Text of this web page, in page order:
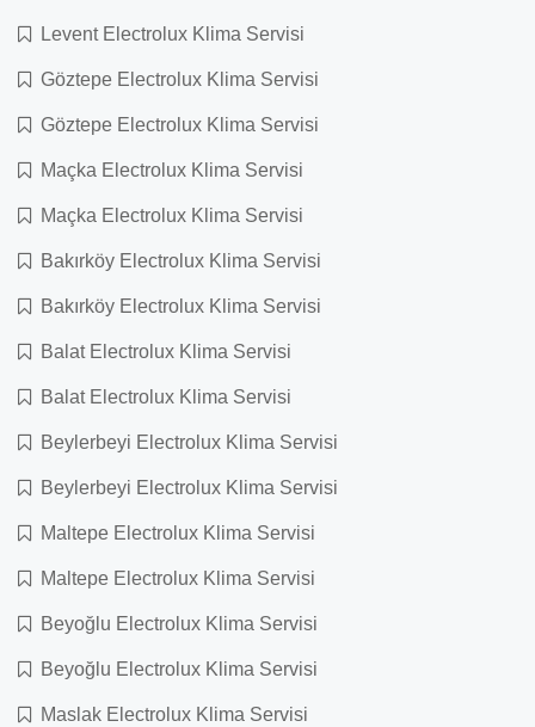
Levent Electrolux Klima Servisi
Göztepe Electrolux Klima Servisi
Göztepe Electrolux Klima Servisi
Maçka Electrolux Klima Servisi
Maçka Electrolux Klima Servisi
Bakırköy Electrolux Klima Servisi
Bakırköy Electrolux Klima Servisi
Balat Electrolux Klima Servisi
Balat Electrolux Klima Servisi
Beylerbeyi Electrolux Klima Servisi
Beylerbeyi Electrolux Klima Servisi
Maltepe Electrolux Klima Servisi
Maltepe Electrolux Klima Servisi
Beyoğlu Electrolux Klima Servisi
Beyoğlu Electrolux Klima Servisi
Maslak Electrolux Klima Servisi